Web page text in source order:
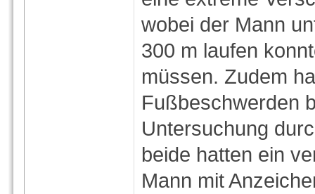
wobei der Mann
300 m laufen
müssen. Zudem
Fußbeschwerden
Untersuchung
beide hatten ein
Mann mit